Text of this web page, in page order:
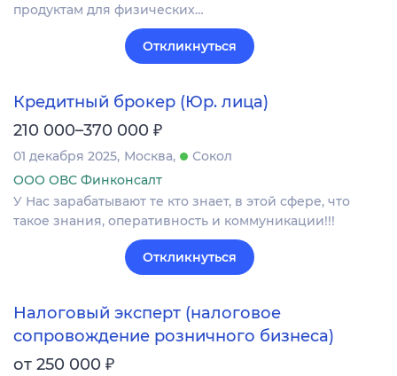
продуктам для физических…
Откликнуться
Кредитный брокер (Юр. лица)
210 000–370 000 ₽
01 декабря 2025 Москва
Сокол
ООО ОВС Финконсалт
У Нас зарабатывают те кто знает, в этой сфере, что
такое знания, оперативность и коммуникации!!!
Откликнуться
Налоговый эксперт (налоговое
сопровождение розничного бизнеса)
от 250 000 ₽